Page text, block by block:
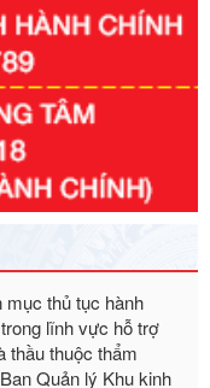
Chính phủ: Quy
đoạn 2026 - 2030
thủ tục hành
lĩnh vực hỗ trợ
thầu thuộc thẩm
Quản lý Khu kinh